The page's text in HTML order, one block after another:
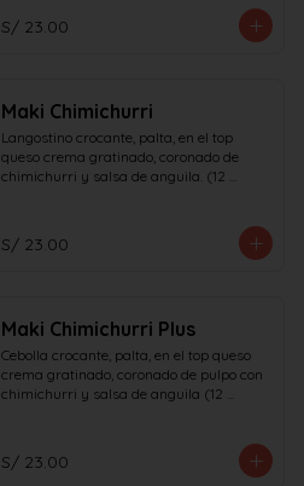
S/ 23.00
Maki Chimichurri
Langostino crocante, palta, en el top
queso crema gratinado, coronado de
chimichurri y salsa de anguila. (12
S/ 23.00
Maki Chimichurri Plus
Cebolla crocante, palta, en el top queso
crema gratinado, coronado de pulpo con
chimichurri y salsa de anguila (12
S/ 23.00